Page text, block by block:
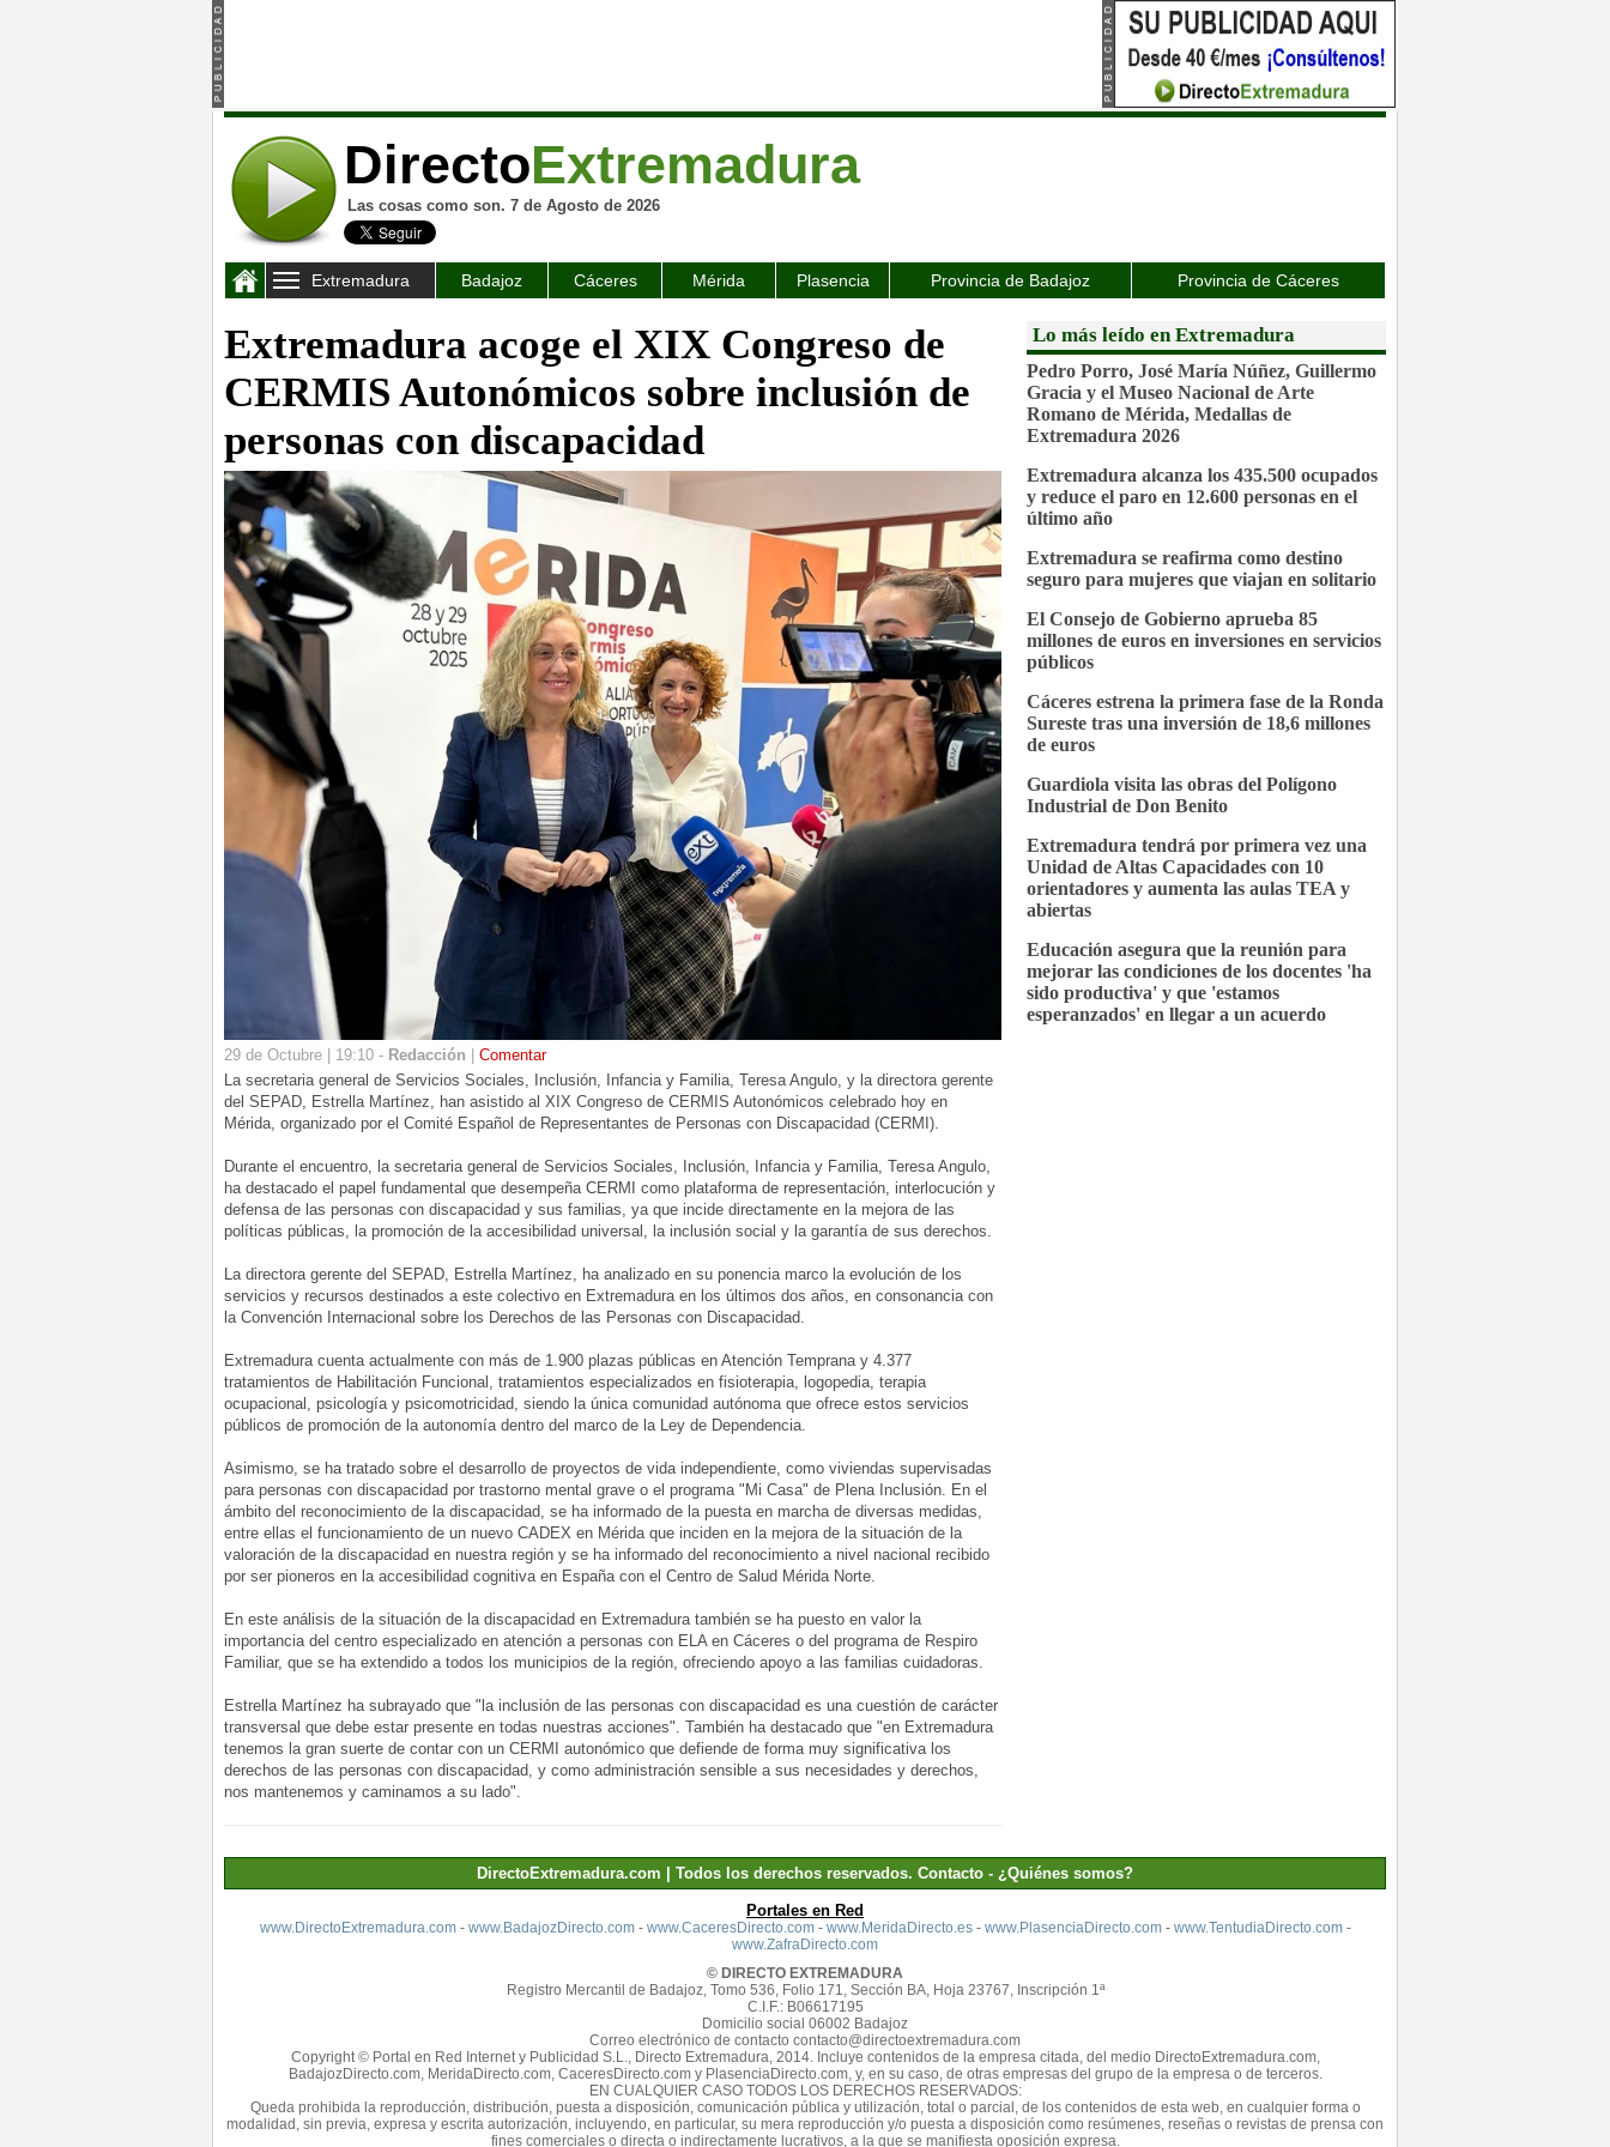
DirectoExtremadura
Las cosas como son. 7 de Agosto de 2026
Extremadura Badajoz Cáceres Mérida Plasencia Provincia de Badajoz Provincia de Cáceres
Extremadura acoge el XIX Congreso de
CERMIS Autonómicos sobre inclusión de
personas con discapacidad
29 de Octubre | 19:10 - Redacción | Comentar
La secretaria general de Servicios Sociales, Inclusión, Infancia y Familia, Teresa Angulo, y la directora gerente
del SEPAD, Estrella Martínez, han asistido al XIX Congreso de CERMIS Autonómicos celebrado hoy en
Mérida, organizado por el Comité Español de Representantes de Personas con Discapacidad (CERMI).
Durante el encuentro, la secretaria general de Servicios Sociales, Inclusión, Infancia y Familia, Teresa Angulo,
ha destacado el papel fundamental que desempeña CERMI como plataforma de representación, interlocución y
defensa de las personas con discapacidad y sus familias, ya que incide directamente en la mejora de las
políticas públicas, la promoción de la accesibilidad universal, la inclusión social y la garantía de sus derechos.
La directora gerente del SEPAD, Estrella Martínez, ha analizado en su ponencia marco la evolución de los
servicios y recursos destinados a este colectivo en Extremadura en los últimos dos años, en consonancia con
la Convención Internacional sobre los Derechos de las Personas con Discapacidad.
Extremadura cuenta actualmente con más de 1.900 plazas públicas en Atención Temprana y 4.377
tratamientos de Habilitación Funcional, tratamientos especializados en fisioterapia, logopedia, terapia
ocupacional, psicología y psicomotricidad, siendo la única comunidad autónoma que ofrece estos servicios
públicos de promoción de la autonomía dentro del marco de la Ley de Dependencia.
Asimismo, se ha tratado sobre el desarrollo de proyectos de vida independiente, como viviendas supervisadas
para personas con discapacidad por trastorno mental grave o el programa "Mi Casa" de Plena Inclusión. En el
ámbito del reconocimiento de la discapacidad, se ha informado de la puesta en marcha de diversas medidas,
entre ellas el funcionamiento de un nuevo CADEX en Mérida que inciden en la mejora de la situación de la
valoración de la discapacidad en nuestra región y se ha informado del reconocimiento a nivel nacional recibido
por ser pioneros en la accesibilidad cognitiva en España con el Centro de Salud Mérida Norte.
En este análisis de la situación de la discapacidad en Extremadura también se ha puesto en valor la
importancia del centro especializado en atención a personas con ELA en Cáceres o del programa de Respiro
Familiar, que se ha extendido a todos los municipios de la región, ofreciendo apoyo a las familias cuidadoras.
Estrella Martínez ha subrayado que "la inclusión de las personas con discapacidad es una cuestión de carácter
transversal que debe estar presente en todas nuestras acciones". También ha destacado que "en Extremadura
tenemos la gran suerte de contar con un CERMI autonómico que defiende de forma muy significativa los
derechos de las personas con discapacidad, y como administración sensible a sus necesidades y derechos,
nos mantenemos y caminamos a su lado".
Lo más leído en Extremadura
Pedro Porro, José María Núñez, Guillermo
Gracia y el Museo Nacional de Arte
Romano de Mérida, Medallas de
Extremadura 2026
Extremadura alcanza los 435.500 ocupados
y reduce el paro en 12.600 personas en el
último año
Extremadura se reafirma como destino
seguro para mujeres que viajan en solitario
El Consejo de Gobierno aprueba 85
millones de euros en inversiones en servicios
públicos
Cáceres estrena la primera fase de la Ronda
Sureste tras una inversión de 18,6 millones
de euros
Guardiola visita las obras del Polígono
Industrial de Don Benito
Extremadura tendrá por primera vez una
Unidad de Altas Capacidades con 10
orientadores y aumenta las aulas TEA y
abiertas
Educación asegura que la reunión para
mejorar las condiciones de los docentes 'ha
sido productiva' y que 'estamos
esperanzados' en llegar a un acuerdo
DirectoExtremadura.com | Todos los derechos reservados. Contacto - ¿Quiénes somos?
Portales en Red
www.DirectoExtremadura.com- www.BadajozDirecto.com- www.CaceresDirecto.com- www.MeridaDirecto.es- www.PlasenciaDirecto.com- www.TentudiaDirecto.com-
www.ZafraDirecto.com
© DIRECTO EXTREMADURA
Registro Mercantil de Badajoz, Tomo 536, Folio 171, Sección BA, Hoja 23767, Inscripción 1ª
C.I.F.: B06617195
Domicilio social 06002 Badajoz
Correo electrónico de contacto contacto@directoextremadura.com
Copyright © Portal en Red Internet y Publicidad S.L., Directo Extremadura, 2014. Incluye contenidos de la empresa citada, del medio DirectoExtremadura.com,
BadajozDirecto.com, MeridaDirecto.com, CaceresDirecto.com y PlasenciaDirecto.com, y, en su caso, de otras empresas del grupo de la empresa o de terceros.
EN CUALQUIER CASO TODOS LOS DERECHOS RESERVADOS:
Queda prohibida la reproducción, distribución, puesta a disposición, comunicación pública y utilización, total o parcial, de los contenidos de esta web, en cualquier forma o
modalidad, sin previa, expresa y escrita autorización, incluyendo, en particular, su mera reproducción y/o puesta a disposición como resúmenes, reseñas o revistas de prensa con
fines comerciales o directa o indirectamente lucrativos, a la que se manifiesta oposición expresa.